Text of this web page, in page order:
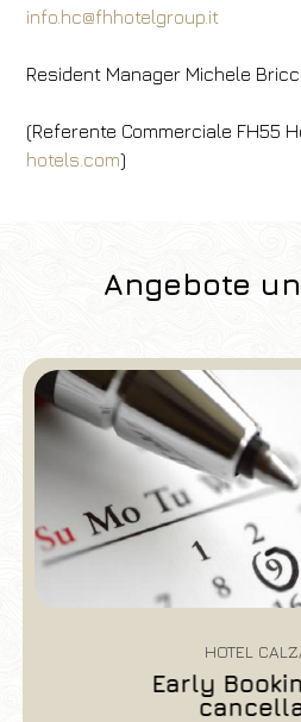
info.hc@fhhotelgroup.it
Resident Manager Michele Bricci
(Referente Commerciale FH55
hotels.com)
Angebote
HOTEL
Early